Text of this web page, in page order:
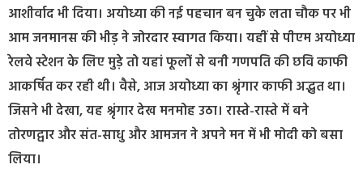
आशीर्वाद भी दिया। अयोध्या की नई पहचान बन चुके लता चौक पर भी
आम जनमानस की भीड़ ने जोरदार स्वागत किया। यहीं से पीएम अयोध्या
रेलवे स्टेशन के लिए मुड़े तो यहां फूलों से बनी गणपति की छवि काफी
आकर्षित कर रही थी। वैसे, आज अयोध्या का श्रृंगार काफी अद्भुत था।
जिसने भी देखा, यह श्रृंगार देख मनमोह उठा। रास्ते-रास्ते में बने
तोरणद्वार और संत-साधु और आमजन ने अपने मन में भी मोदी को बसा
लिया।